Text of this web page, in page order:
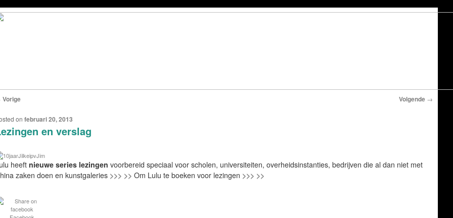
Vorige Volgende →
en verslag
on februari 20, 2013
heeft nieuwe series lezingen voorbereid speciaal voor scholen, universiteiten, overheidsinstanties, bedrijven die al dan niet met
zaken doen en kunstgaleries>>> >> Om Lulu te boeken voor lezingen >>> >>